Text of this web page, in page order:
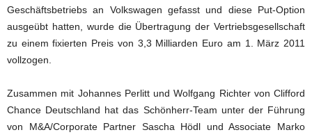
Geschäftsbetriebs an Volkswagen gefasst und diese Put-Option
ausgeübt hatten, wurde die Übertragung der Vertriebsgesellschaft
zu einem fixierten Preis von 3,3 Milliarden Euro am 1. März 2011
vollzogen.
Zusammen mit Johannes Perlitt und Wolfgang Richter von Clifford
Chance Deutschland hat das Schönherr-Team unter der Führung
von M&A/Corporate Partner Sascha Hödl und Associate Marko